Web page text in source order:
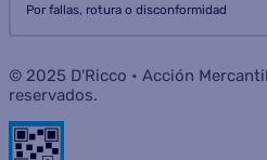
Por fallas, rotura o disconformidad
© 2025 D'Ricco • Acción
reservados.